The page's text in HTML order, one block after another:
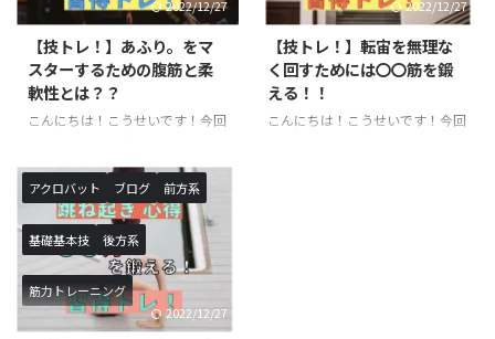
００−バク転バク宙集中クラス
間）：火曜日（１６：１０〜１
７：２０）月額受講料 ￥９，９
００−アクロバットクラス ※小
学生以上対象開講日（開講時
８：５０ ...
ていきます！ スクワットと
と、上半身を垂直に伸ばしたまま
行う膝の屈伸運動です。一日に数
えきれないほど椅子に座ったり・
立ったりを行なっていますが、こ
2022/12/27
【技トレ！】あふり。をマ
スターするための腹筋と柔
軟性とは？？
こんにちは！こうせいです！今回
けの記事になります。あふりは、
基本技を行うにあたって必要な体
の使い方になります。ロンダート
やバク転などを行う際に必須にな
るので、習得したい方や技の熟練
度を上げたい方は必見の記事にな
ります！ あふりとは？？ あふり
は聞き慣れないワードだと思いま
2022/12/27
【技トレ！】転宙を無理な
く回すためには〇〇筋を鍛
える！！
こんにちは！こうせいです！今回
アクロバット ブログ 前方系
基礎基本技 後方系
筋力トレーニング
2022/12/27